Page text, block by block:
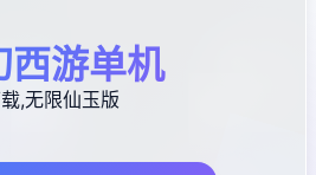
西游单机
,无限仙玉版